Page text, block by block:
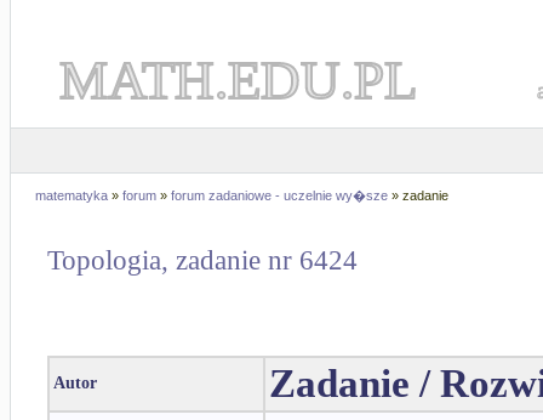
MATH.EDU.PL
matematyka » forum » forum zadaniowe - uczelnie wy�sze » zadanie
Topologia, zadanie nr 6424
Autor Zadanie /